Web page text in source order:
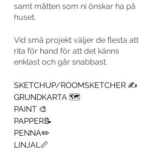
samt måtten som ni önskar ha på
huset.
Vid små projekt väljer de flesta att
rita för hand för att det känns
enklast och går snabbast.
SKETCHUP/ROOMSKETCHER ✍️
GRUNDKARTA 🗺
PAINT 🎨
PAPPER📝
PENNA✏️
LINJAL📏